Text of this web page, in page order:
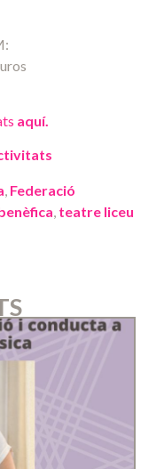
aquí.
, Federació
, teatre liceu